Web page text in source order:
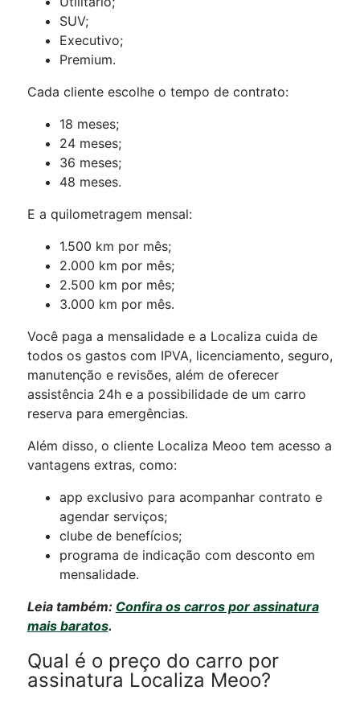
SUV;
Executivo;
Premium.
Cada cliente escolhe o tempo de contrato:
18 meses;
24 meses;
36 meses;
48 meses.
E a quilometragem mensal:
1.500 km por mês;
2.000 km por mês;
2.500 km por mês;
3.000 km por mês.
Você paga a mensalidade e a Localiza cuida de
todos os gastos com IPVA, licenciamento, seguro,
manutenção e revisões, além de oferecer
assistência 24h e a possibilidade de um carro
reserva para emergências.
Além disso, o cliente Localiza Meoo tem acesso a
vantagens extras, como:
app exclusivo para acompanhar contrato e
agendar serviços;
clube de benefícios;
programa de indicação com desconto em
mensalidade.
Leia também: Confira os carros por assinatura
mais baratos.
Qual é o preço do carro por
assinatura Localiza Meoo?